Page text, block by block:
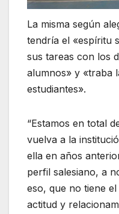
La misma según
tendría el «espíritu
sus tareas con los
alumnos» y «traba
estudiantes».
“Estamos en total
vuelva a la
ella en años
perfil salesiano, a
eso, que no tiene
actitud y